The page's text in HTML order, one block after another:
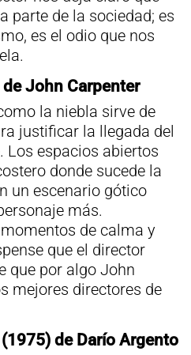
parte de la sociedad; es
es el odio que nos
John Carpenter
la niebla sirve de
justificar la llegada del
Los espacios abiertos
donde sucede la
un escenario gótico
más.
de calma y
que el director
que por algo John
mejores directores de
de Darío Argento